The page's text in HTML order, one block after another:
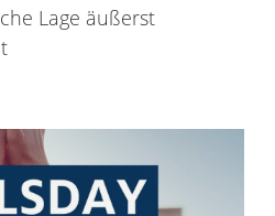
Lage äußerst